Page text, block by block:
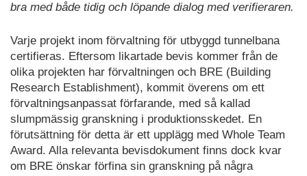
bra med både tidig och löpande dialog med verifieraren.
Varje projekt inom förvaltning för utbyggd tunnelbana
certifieras. Eftersom likartade bevis kommer från de
olika projekten har förvaltningen och BRE (Building
Research Establishment), kommit överens om ett
förvaltningsanpassat förfarande, med så kallad
slumpmässig granskning i produktionsskedet. En
förutsättning för detta är ett upplägg med Whole Team
Award. Alla relevanta bevisdokument finns dock kvar
om BRE önskar förfina sin granskning på några